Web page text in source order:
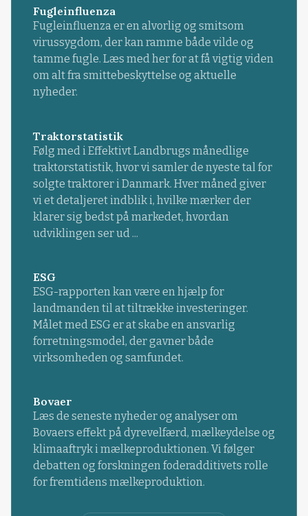
Fugleinfluenza
Fugleinfluenza er en alvorlig og smitsom
virussygdom, der kan ramme både vilde og
tamme fugle. Læs med her for at få vigtig viden
om alt fra smittebeskyttelse og aktuelle
nyheder.
Traktorstatistik
Følg med i Effektivt Landbrugs månedlige
traktorstatistik, hvor vi samler de nyeste tal for
solgte traktorer i Danmark. Hver måned giver
vi et detaljeret indblik i, hvilke mærker der
klarer sig bedst på markedet, hvordan
udviklingen ser ud ...
ESG
ESG-rapporten kan være en hjælp for
landmanden til at tiltrække investeringer.
Målet med ESG er at skabe en ansvarlig
forretningsmodel, der gavner både
virksomheden og samfundet.
Bovaer
Læs de seneste nyheder og analyser om
Bovaers effekt på dyrevelfærd, mælkeydelse og
klimaaftryk i mælkeproduktionen. Vi følger
debatten og forskningen foderadditivets rolle
for fremtidens mælkeproduktion.